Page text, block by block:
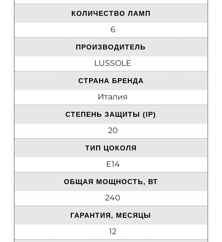
КОЛИЧЕСТВО ЛАМП
6
ПРОИЗВОДИТЕЛЬ
LUSSOLE
СТРАНА БРЕНДА
Италия
СТЕПЕНЬ ЗАЩИТЫ (IP)
20
ТИП ЦОКОЛЯ
E14
ОБЩАЯ МОЩНОСТЬ, ВТ
240
ГАРАНТИЯ, МЕСЯЦЫ
12